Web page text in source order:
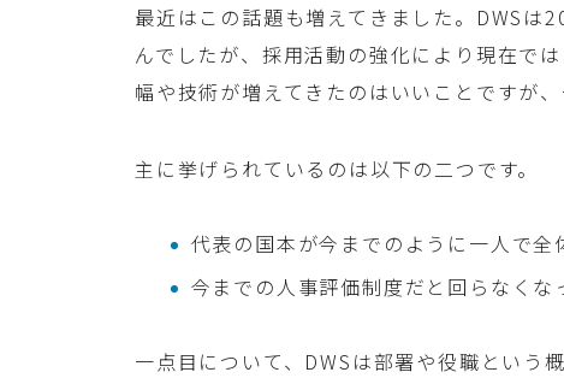
最近はこの話題も増えてきました。DWSは
んでしたが、採用活動の強化により現在で
幅や技術が増えてきたのはいいことですが
主に挙げられているのは以下の二つです。
代表の国本が今までのように一人で全
今までの人事評価制度だと回らなくな
一点目について、DWSは部署や役職という